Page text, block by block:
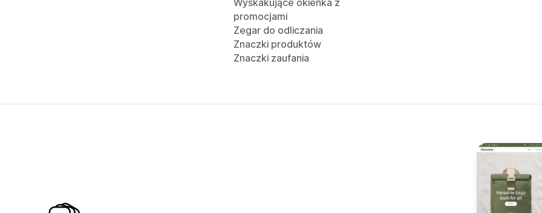
Wyskakujące okienka z
promocjami
Zegar do odliczania
Znaczki produktów
Znaczki zaufania